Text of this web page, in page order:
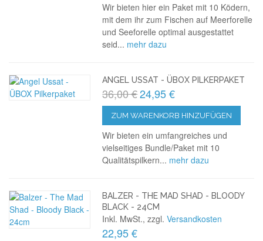
Wir bieten hier ein Paket mit 10 Ködern,
mit dem ihr zum Fischen auf Meerforelle
und Seeforelle optimal ausgestattet
seid... mehr dazu
ANGEL USSAT - ÜBOX PILKERPAKET
36,00 €24,95 €
ZUM WARENKORB HINZUFÜGEN
Wir bieten ein umfangreiches und
vielseitiges Bundle/Paket mit 10
Qualitätspilkern... mehr dazu
BALZER - THE MAD SHAD - BLOODY
BLACK - 24CM
Inkl. MwSt., zzgl.Versandkosten
22,95 €